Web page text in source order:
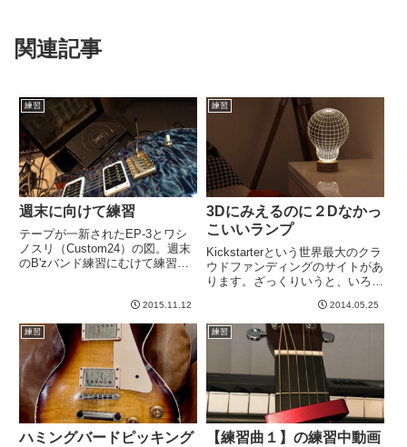
関連記事
練習
週末に向けて練習
テープが一新されたEP-3とワシ
ノスリ（Custom24）の図。週末
のB'zバンド練習にむけて練習し
ようになった。ソロは新しく手を
つけた１曲が、原曲テンポだとま
だ弾けない。９０％ス...
2015.11.12
練習
3Dにみえるのに２Dなかっ
こいいランプ
Kickstarterという世界最大のクラ
ウドファンディングのサイトがあ
ります。ざっくりいうと、いろん
ど、資金がないという起業家が
Kickstarterにプロジェクトを登
録。それを見たユーザーが面白そ
うだと思えば...
2014.05.25
練習
ハミングバードピッキング
練習
【練習曲１】の練習中動画